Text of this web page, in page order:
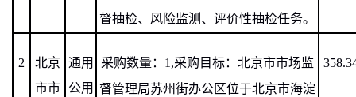
督抽检、风险监测、评价性抽检任务。
2
北京
市市
通用
公用
采购数量： 1,采购目标：北京市市场监
督管理局苏州街办公区位于北京市海淀